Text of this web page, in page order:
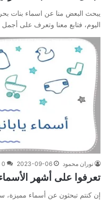
يبحث البعض منا عن اسماء بنات
اليوم، فتابع معنا وتعرف على
نوران محمود 2023-09-06
0
تعرفوا على أشهر الأسماء
إن كنتم تبحثون عن أسماء مميزة،